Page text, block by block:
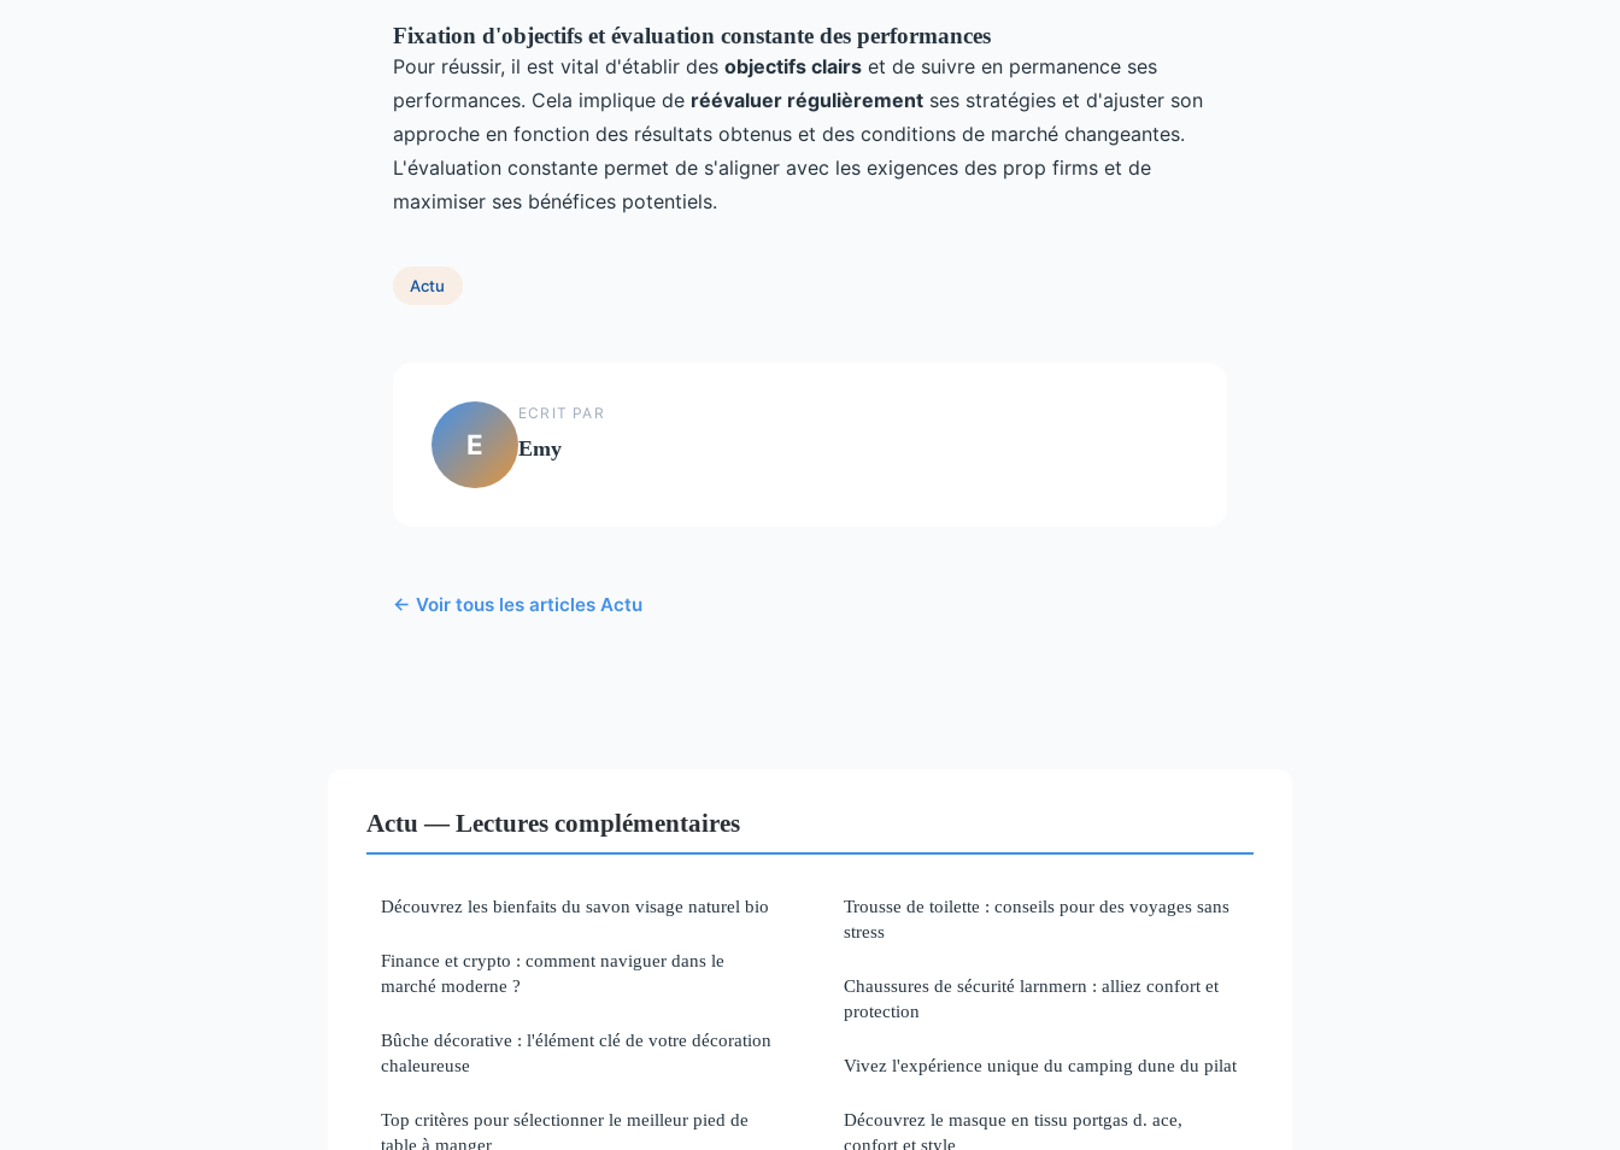
Fixation d'objectifs et évaluation constante des performances
Pour réussir, il est vital d'établir des objectifs clairs et de suivre en permanence ses
performances. Cela implique de réévaluer régulièrement ses stratégies et d'ajuster son
approche en fonction des résultats obtenus et des conditions de marché changeantes.
L'évaluation constante permet de s'aligner avec les exigences des prop firms et de
maximiser ses bénéfices potentiels.
Actu
E
ECRIT PAR
Emy
← Voir tous les articles Actu
Actu — Lectures complémentaires
Découvrez les bienfaits du savon visage naturel bio
Finance et crypto : comment naviguer dans le
marché moderne ?
Bûche décorative : l'élément clé de votre décoration
chaleureuse
Top critères pour sélectionner le meilleur pied de
table à manger
Trousse de toilette : conseils pour des voyages sans
stress
Chaussures de sécurité larnmern : alliez confort et
protection
Vivez l'expérience unique du camping dune du pilat
Découvrez le masque en tissu portgas d. ace,
confort et style